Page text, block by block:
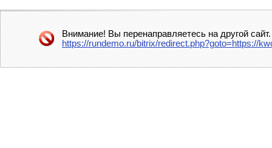
Внимание! Вы перенаправляетесь на другой
https://rundemo.ru/bitrix/redirect.php?goto=https://